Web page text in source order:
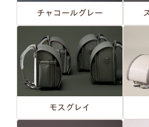
チャコールグレー
モスグレイ